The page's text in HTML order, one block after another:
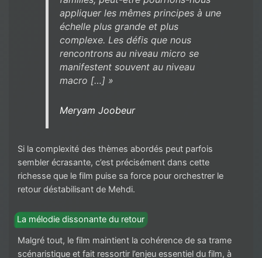
appliquer les mêmes principes à une
échelle plus grande et plus
complexe. Les défis que nous
rencontrons au niveau micro se
manifestent souvent au niveau
macro […] »
Meryam Joobeur
Si la complexité des thèmes abordés peut parfois
sembler écrasante, c’est précisément dans cette
richesse que le film puise sa force pour orchestrer le
retour déstabilisant de Mehdi.
La mélodie dissonante du retour
Malgré tout, le film maintient la cohérence de sa trame
scénaristique et fait ressortir l’enjeu essentiel du film, à